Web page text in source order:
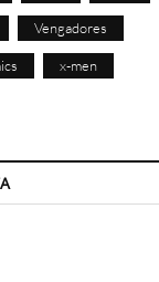
Vengadores
x-men